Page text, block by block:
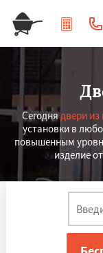
|
Сегоднядвери из
установки в
повышенным
изделие